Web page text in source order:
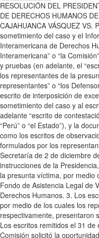
RESOLUCIÓN DEL
DE DERECHOS HUMANOS
CAJAHUANCA VÁSQUEZ VS.
sometimiento del caso y el
Interamericana de Derechos
Interamericana” o “la
y pruebas (en adelante, el
los representantes de la
representantes” o “los
escrito de interposición de
sometimiento del caso y al
adelante “escrito de
“Perú” o “el Estado”), y la
como los escritos de
formulados por los
Secretaría de 2 de diciembre
instrucciones de la
la presunta víctima, por medio
Fondo de Asistencia Legal de
Derechos Humanos. 3. Los
por medio de los cuales los
respectivamente, presentaron
Los escritos remitidos el 31
Comisión solicitó la